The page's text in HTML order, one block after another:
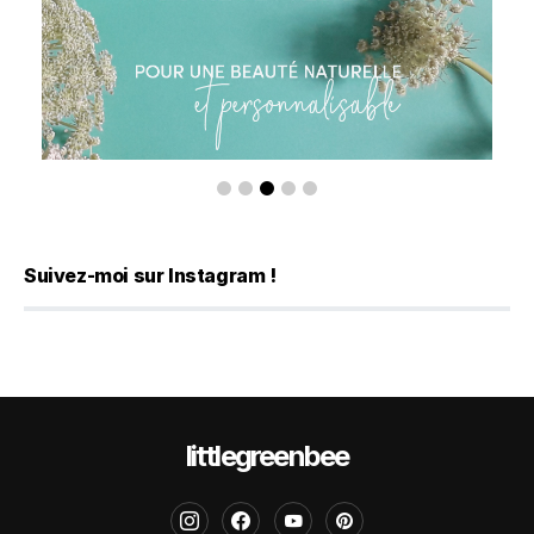
Suivez-moi sur Instagram !
littlegreenbee